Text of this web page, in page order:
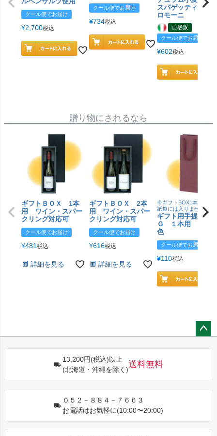
クール便でお届け
¥2,700税込
クール便でお届け
¥734税込
スパゲッティ／ジ
ロモーニ
自然派
クール便でお届け
¥602税込
贈り物にされるなら
ギフトＢＯＸ 1本
用 ワイン・スパー
クリング対応可
クール便でお届け
¥481 税込
詳細を見る
ギフトＢＯＸ 2本
用 ワイン・スパー
クリング対応可
クール便でお届け
¥616税込
詳細を見る
※ギフトBOX1本用はこ
紙袋には入りません
ギフト用手提げＢ
Ｇ １本用 エン
色
クール便でお届け
¥110税込
13,200円(税込)以上
(北海道・沖縄を除く)
送料無料
０５２－８８４－７６６３
お電話はお気軽に(10:00〜20:00)